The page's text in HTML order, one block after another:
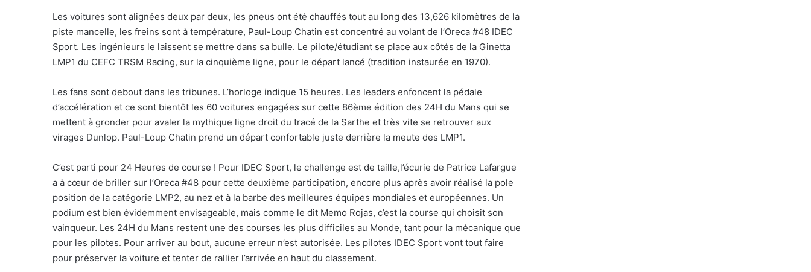
Les voitures sont alignées deux par deux, les pneus ont été chauffés tout au long des 13,626 kilomètres de la
piste mancelle, les freins sont à température, Paul-Loup Chatin est concentré au volant de l’Oreca #48 IDEC
Sport. Les ingénieurs le laissent se mettre dans sa bulle. Le pilote/étudiant se place aux côtés de la Ginetta
LMP1 du CEFC TRSM Racing, sur la cinquième ligne, pour le départ lancé (tradition instaurée en 1970).
Les fans sont debout dans les tribunes. L’horloge indique 15 heures. Les leaders enfoncent la pédale
d’accélération et ce sont bientôt les 60 voitures engagées sur cette 86ème édition des 24H du Mans qui se
mettent à gronder pour avaler la mythique ligne droit du tracé de la Sarthe et très vite se retrouver aux
virages Dunlop. Paul-Loup Chatin prend un départ confortable juste derrière la meute des LMP1.
C’est parti pour 24 Heures de course ! Pour IDEC Sport, le challenge est de taille,l’écurie de Patrice Lafargue
a à cœur de briller sur l’Oreca #48 pour cette deuxième participation, encore plus après avoir réalisé la pole
position de la catégorie LMP2, au nez et à la barbe des meilleures équipes mondiales et européennes. Un
podium est bien évidemment envisageable, mais comme le dit Memo Rojas, c’est la course qui choisit son
vainqueur. Les 24H du Mans restent une des courses les plus difficiles au Monde, tant pour la mécanique que
pour les pilotes. Pour arriver au bout, aucune erreur n’est autorisée. Les pilotes IDEC Sport vont tout faire
pour préserver la voiture et tenter de rallier l’arrivée en haut du classement.
24 Heures du Mans 2026 : Nicolas
Minassian débriefe une semaine hors
Le Mans 2026 : 90 secondes pour
revivre une semaine hors du temps